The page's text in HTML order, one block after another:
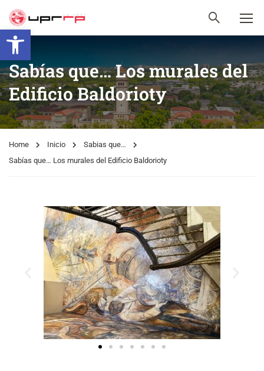
Open toolbar
Sabías que… Los murales del
Edificio Baldorioty
Home Inicio
Sabias que…
Sabías que… Los murales del Edificio Baldorioty